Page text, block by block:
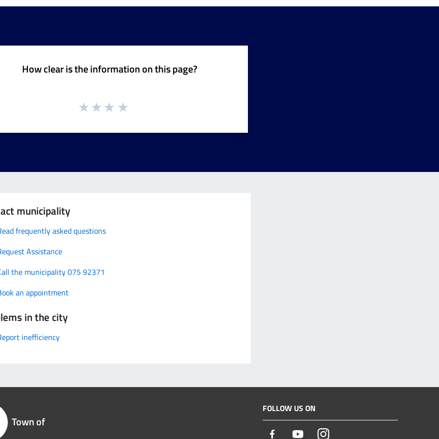
How clear is the information on this page?
municipality
frequently asked questions
Assistance
the municipality 075 92371
an appointment
in the city
inefficiency
Town of
FOLLOW US ON
Facebook YoutubeInstagram